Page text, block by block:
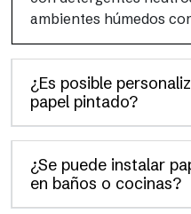
ambientes húmedos
¿Es posible
papel pintado?
¿Se puede instalar
en baños o cocinas?